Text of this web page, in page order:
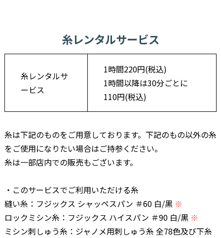
糸レンタルサービス
糸レンタルサ
ービス
1時間220円(税込)
1時間以降は30分ごとに
110円(税込)
糸は下記のものをご用意しております。下記のもの以外の糸
をご使用になりたい場合はご持参ください。
糸は一部店内での販売もございます。
・このサービスでご利用いただける糸
縫い糸：フジックス シャッペスパン ＃60 白/黒 ※
ロックミシン糸：フジックス ハイスパン ＃90 白/黒 ※
ミシン刺しゅう糸：ジャノメ用刺しゅう糸 全78色及び下糸